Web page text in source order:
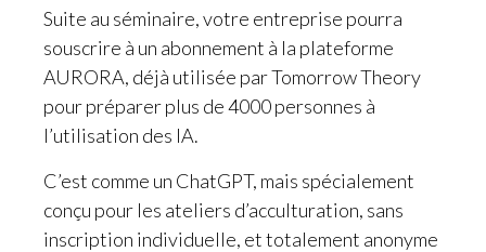
Suite au séminaire, votre entreprise pourra
souscrire à un abonnement à la plateforme
AURORA, déjà utilisée par Tomorrow Theory
pour préparer plus de 4000 personnes à
l’utilisation des IA.
C’est comme un ChatGPT, mais spécialement
conçu pour les ateliers d’acculturation, sans
inscription individuelle, et totalement anonyme